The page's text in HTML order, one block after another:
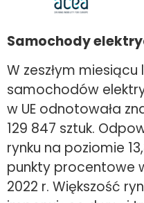
Samochody
W zeszłym
samochodów
w UE odnotowała
129 847 sztuk.
rynku na poziomie
punkty procentowe
2022 r. Większość